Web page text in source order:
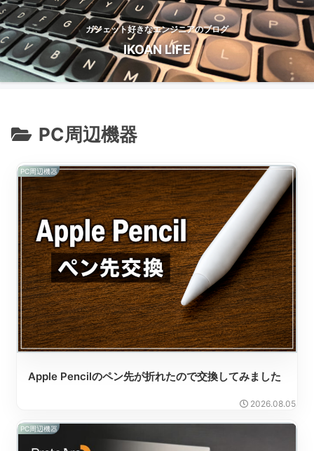
ガジェット好きなエンジニアのブログ
IKOAN LIFE
PC周辺機器
PC周辺機器
Apple Pencilのペン先が折れたので交換してみました
2026.08.05
PC周辺機器